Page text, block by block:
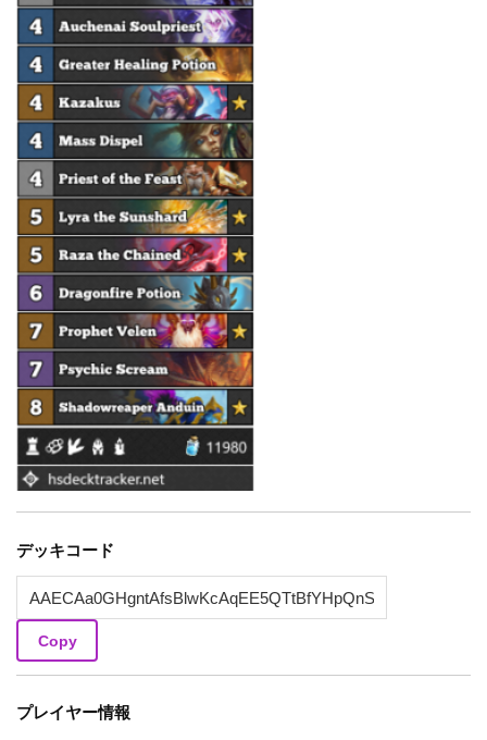
デッキコード
Copy
プレイヤー情報